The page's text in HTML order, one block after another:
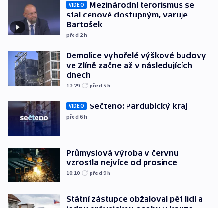
VIDEO
Mezinárodní terorismus se
stal cenově dostupným, varuje
Bartošek
před 2h
Demolice vyhořelé výškové budovy
ve Zlíně začne až v následujících
dnech
12:29 před 5h
VIDEO Sečteno: Pardubický kraj
před 6h
Průmyslová výroba v červnu
vzrostla nejvíce od prosince
10:10 před 9h
Státní zástupce obžaloval pět lidí a